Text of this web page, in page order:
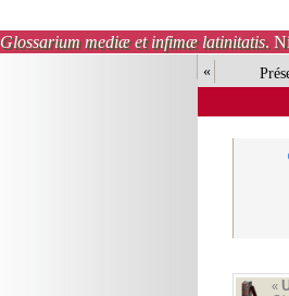
Glossarium mediæ et infimæ latinitatis.
«
«